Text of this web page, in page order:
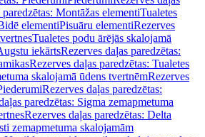
Montāžas elementiTualetes
elementiPisuāru elementiRezerves
Tualetes podu ārējās skalojamā
iekārtsRezerves daļas paredzētas:
Rezerves daļas paredzētas: Tualetes
skalojamā ūdens tvertnēmRezerves
Rezerves daļas paredzētas:
paredzētas: Sigma zemapmetuma
Rezerves daļas paredzētas: Delta
zemapmetuma skalojamām